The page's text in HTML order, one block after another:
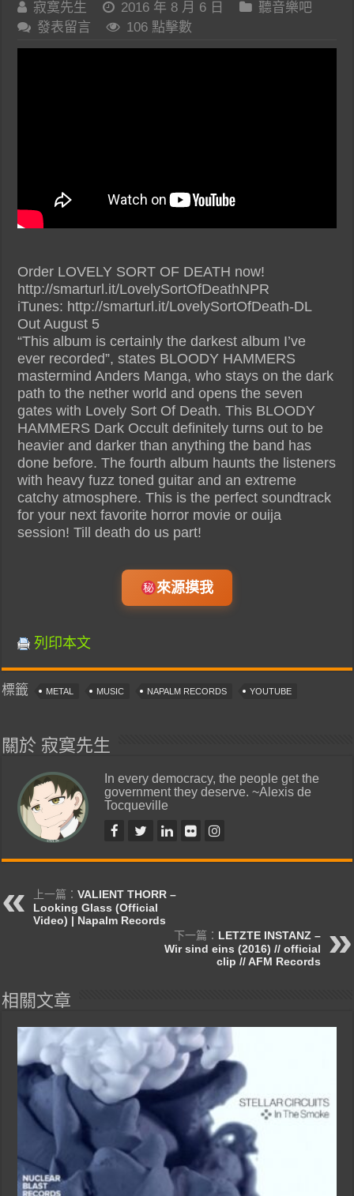
寂寞先生 2016 年 8 月 6 日
聽音樂吧
發表留言
106 點擊數
Order LOVELY SORT OF DEATH now!
http://smarturl.it/LovelySortOfDeathNPR
iTunes: http://smarturl.it/LovelySortOfDeath-DL
Out August 5
“This album is certainly the darkest album I’ve
ever recorded”, states BLOODY HAMMERS
mastermind Anders Manga, who stays on the dark
path to the nether world and opens the seven
gates with Lovely Sort Of Death. This BLOODY
HAMMERS Dark Occult definitely turns out to be
heavier and darker than anything the band has
done before. The fourth album haunts the listeners
with heavy fuzz toned guitar and an extreme
catchy atmosphere. This is the perfect soundtrack
for your next favorite horror movie or ouija
session! Till death do us part!
來源摸我
列印本文
標籤 METAL MUSIC NAPALM RECORDS YOUTUBE
關於 寂寞先生
In every democracy, the people get the
government they deserve. ~Alexis de
Tocqueville
上一篇：VALIENT THORR –
Looking Glass (Official
Video) | Napalm Records
下一篇： LETZTE INSTANZ –
Wir sind eins (2016) // official
clip // AFM Records
相關文章